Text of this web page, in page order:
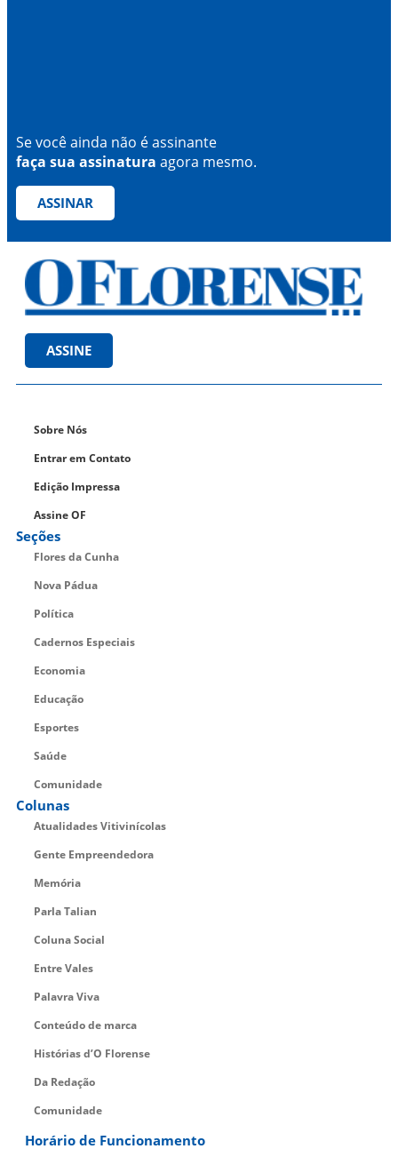
Se você ainda não é assinante
faça sua assinatura agora mesmo.
ASSINAR
ASSINE
Sobre Nós
Entrar em Contato
Edição Impressa
Assine OF
Seções
Flores da Cunha
Nova Pádua
Política
Cadernos Especiais
Economia
Educação
Esportes
Saúde
Comunidade
Colunas
Atualidades Vitivinícolas
Gente Empreendedora
Memória
Parla Talian
Coluna Social
Entre Vales
Palavra Viva
Conteúdo de marca
Histórias d’O Florense
Da Redação
Comunidade
Horário de Funcionamento